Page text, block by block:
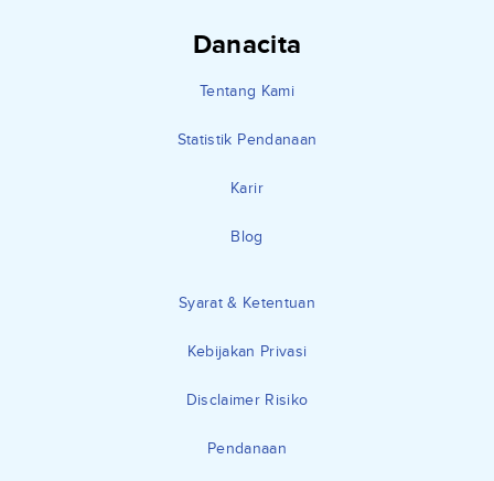
Danacita
Tentang Kami
Statistik Pendanaan
Karir
Blog
Syarat & Ketentuan
Kebijakan Privasi
Disclaimer Risiko
Pendanaan